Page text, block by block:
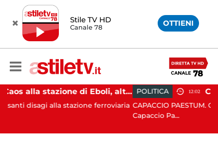
Stile TV HD
Canale 78 OTTIENI
Caos alla stazione di Eboli, alterco a bordo: malore per la capotreno e Intercity per Taranto fermo per ore
stazione ferroviaria
POLITICA 12:02
CAPACCIO PAESTUM. Crisi politico-